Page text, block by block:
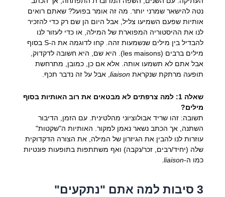
נטה להישאר שמרני יותר. מה זה אומר בפועל? שאתם רואים
אותיות שפעם השמיעו צליל, אבל היום הן שם רק כדי להזכיר
לנו את ההיסטוריה המפוארת של המילה, או כדי לעזור לנו
להבדיל בין מילים שנשמעות זהה. קחו לדוגמה את ה-S בסוף
מילים ברבים (les maisons). היא שם, היא חשובה לדקדוק,
אבל אתם לא תשמעו אותה. אלא אם כן, כמובן, מתרחשת
תופעה מרתקת שנקראת liaison, אבל על זה נדבר תכף.
שאלה 1: למה צרפתים לא מבטאים את רוב האותיות בסוף
מילים?
תשובה: זהו שריד אבולוציוני מהלטינית. עם הזמן, הדיבור
השתנה, אך הכתב נשאר נאמן למקור. האותיות ה"שקטות"
עוזרות לנו להבין את הגיזרון של המילה, את הצורה הדקדוקית
שלה (יחיד/רבים, זכר/נקבה) ואף משתתפות בתופעות פונטיות
כמו ה-liaison
.
3 סיבות למה אתם "נתקעים"